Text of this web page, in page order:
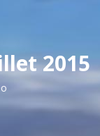
2015